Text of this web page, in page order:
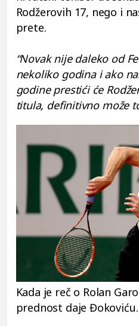
Rodžerovih 17, nego i
prete.
“Novak nije daleko od
nekoliko godina i ako
godine prestići će
titula, definitivno može
Kada je reč o Rolan
prednost daje Đokoviću.